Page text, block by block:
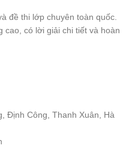
đề thi lớp chuyên toàn quốc.
cao, có lời giải chi tiết và hoàn
Định Công, Thanh Xuân, Hà